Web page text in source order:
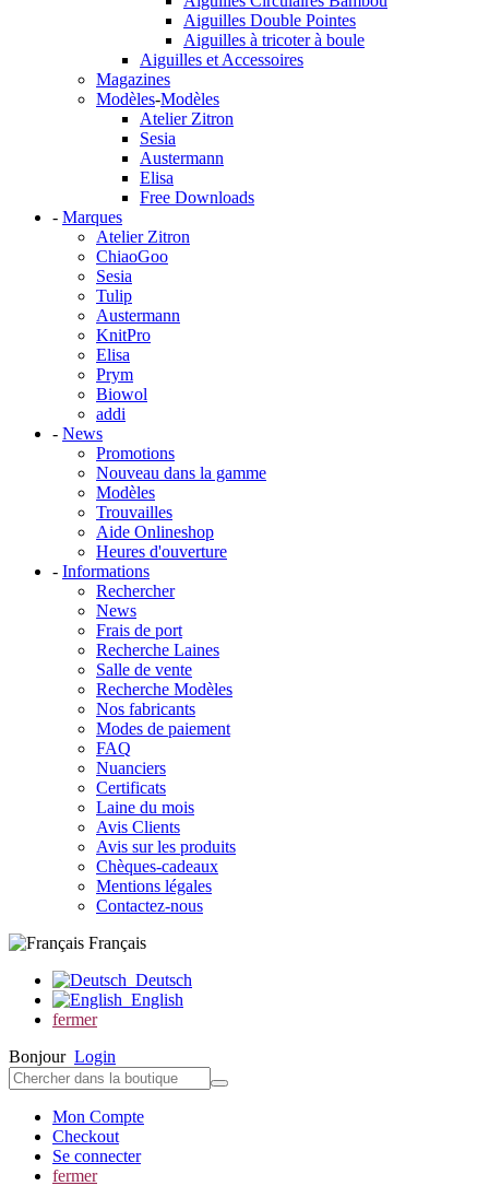
Aiguilles Double Pointes
Aiguilles à tricoter à boule
Aiguilles et Accessoires
Magazines
Modèles-Modèles
Atelier Zitron
Sesia
Austermann
Elisa
Free Downloads
- Marques
Atelier Zitron
ChiaoGoo
Sesia
Tulip
Austermann
KnitPro
Elisa
Prym
Biowol
addi
- News
Promotions
Nouveau dans la gamme
Modèles
Trouvailles
Aide Onlineshop
Heures d'ouverture
- Informations
Rechercher
News
Frais de port
Recherche Laines
Salle de vente
Recherche Modèles
Nos fabricants
Modes de paiement
FAQ
Nuanciers
Certificats
Laine du mois
Avis Clients
Avis sur les produits
Chèques-cadeaux
Mentions légales
Contactez-nous
Français
Deutsch
English
fermer
Bonjour Login
Mon Compte
Checkout
Se connecter
fermer